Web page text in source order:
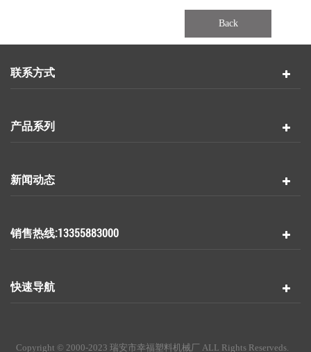
Back
联系方式
产品系列
新闻动态
销售热线:13355883000
快速导航
Copyright © 2000-2023 瑞安市幸福塑料机械厂 ALL Rights Reserveds.